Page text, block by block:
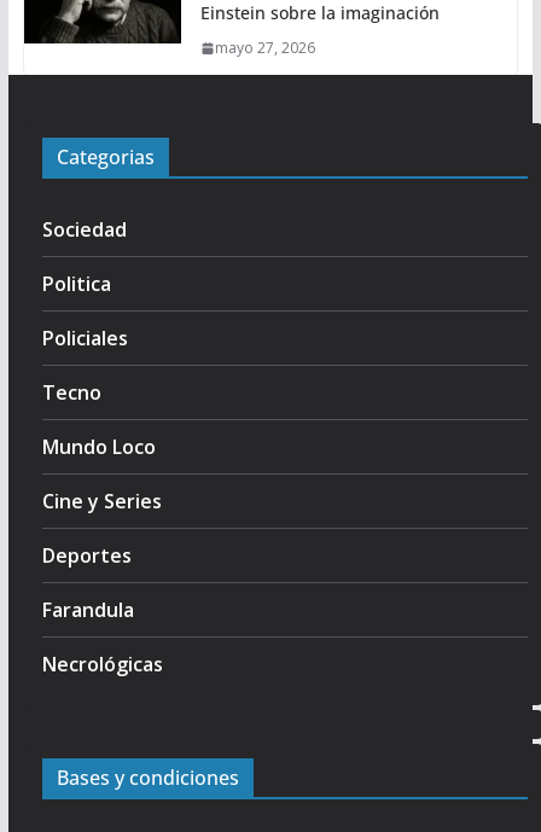
Einstein sobre la imaginación
mayo 27, 2026
Categorias
Sociedad
Politica
Policiales
Tecno
Mundo Loco
Cine y Series
Deportes
Farandula
Necrológicas
Bases y condiciones